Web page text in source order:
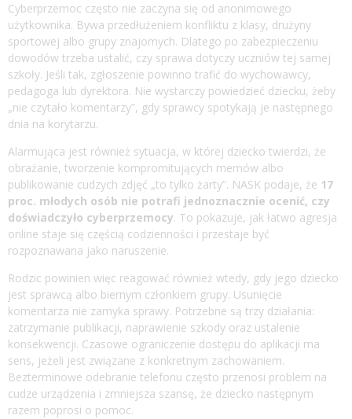
Cyberprzemoc często nie zaczyna się od anonimowego
użytkownika. Bywa przedłużeniem konfliktu z klasy, drużyny
sportowej albo grupy znajomych. Dlatego po zabezpieczeniu
dowodów trzeba ustalić, czy sprawa dotyczy uczniów tej samej
szkoły. Jeśli tak, zgłoszenie powinno trafić do wychowawcy,
pedagoga lub dyrektora. Nie wystarczy powiedzieć dziecku, żeby
„nie czytało komentarzy”, gdy sprawcy spotykają je następnego
dnia na korytarzu.
Alarmująca jest również sytuacja, w której dziecko twierdzi, że
obrażanie, tworzenie kompromitujących memów albo
publikowanie cudzych zdjęć „to tylko żarty”. NASK podaje, że 17
proc. młodych osób nie potrafi jednoznacznie ocenić, czy
doświadczyło cyberprzemocy. To pokazuje, jak łatwo agresja
online staje się częścią codzienności i przestaje być
rozpoznawana jako naruszenie.
Rodzic powinien więc reagować również wtedy, gdy jego dziecko
jest sprawcą albo biernym członkiem grupy. Usunięcie
komentarza nie zamyka sprawy. Potrzebne są trzy działania:
zatrzymanie publikacji, naprawienie szkody oraz ustalenie
konsekwencji. Czasowe ograniczenie dostępu do aplikacji ma
sens, jeżeli jest związane z konkretnym zachowaniem.
Bezterminowe odebranie telefonu często przenosi problem na
cudze urządzenia i zmniejsza szansę, że dziecko następnym
razem poprosi o pomoc.